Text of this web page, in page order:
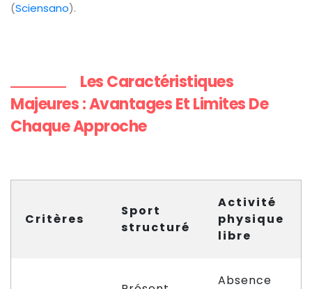
(Sciensano).
Les Caractéristiques
Majeures : Avantages Et Limites De
Chaque Approche
Critères
Sport
structuré
Activité
physique
libre
Absence